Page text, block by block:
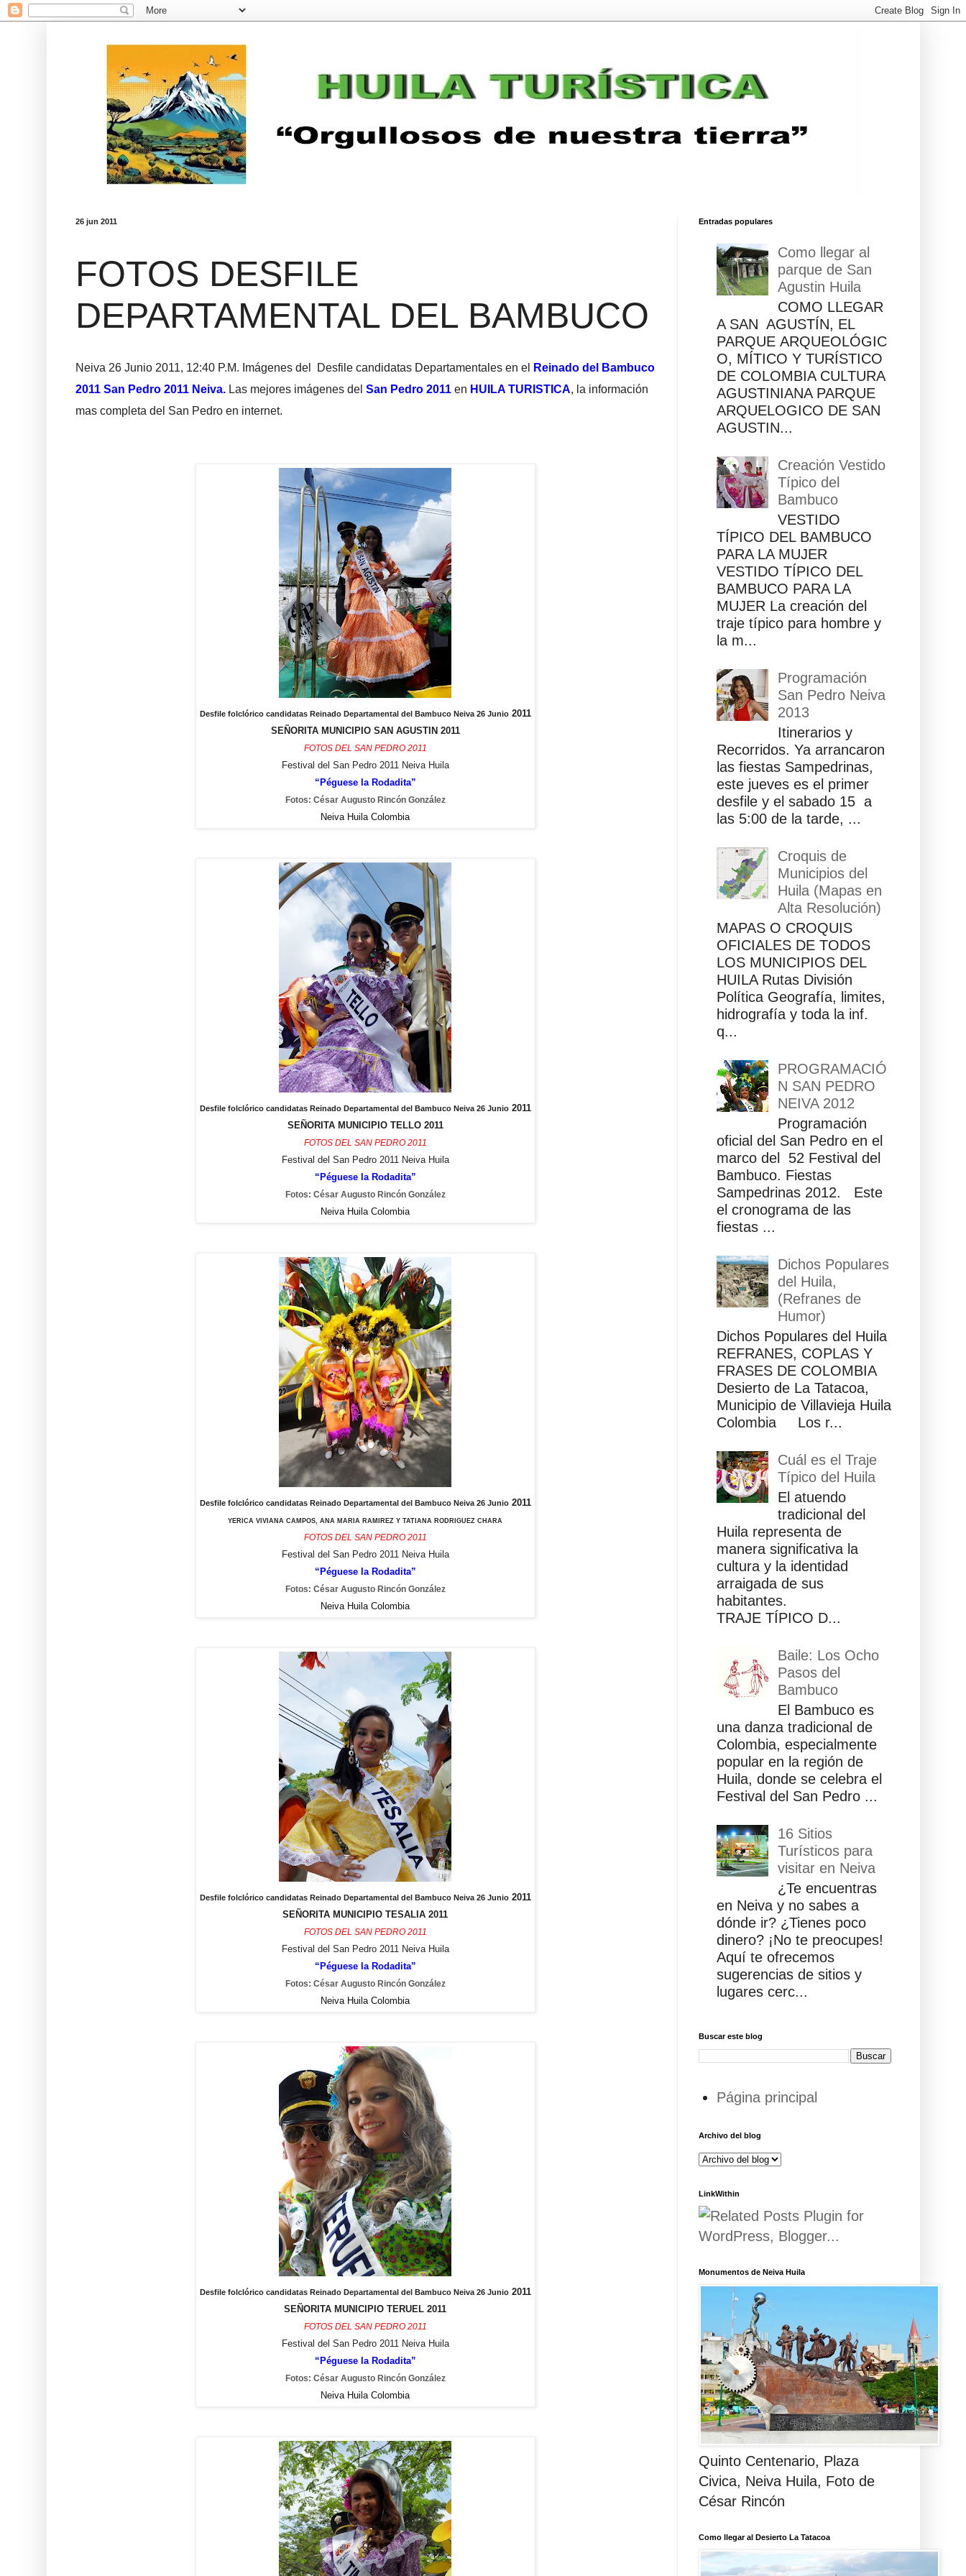
26 jun 2011
FOTOS DESFILE
DEPARTAMENTAL DEL BAMBUCO
Neiva 26 Junio 2011, 12:40 P.M. Imágenes del Desfile candidatas Departamentales en el
Reinado del Bambuco
2011 San Pedro 2011 Neiva. Las mejores imágenes del San Pedro 2011 en HUILA TURISTICA, la información
mas completa del San Pedro en internet.
Desfile folclórico candidatas Reinado Departamental del Bambuco Neiva 26 Junio2011
SEÑORITA MUNICIPIO SAN AGUSTIN 2011
FOTOS DEL SAN PEDRO 2011
Festival del San Pedro 2011 Neiva Huila
“Péguese la Rodadita”
Fotos: César Augusto Rincón González
Neiva Huila Colombia
Desfile folclórico candidatas Reinado Departamental del Bambuco Neiva 26 Junio2011
SEÑORITA MUNICIPIO TELLO 2011
FOTOS DEL SAN PEDRO 2011
Festival del San Pedro 2011 Neiva Huila
“Péguese la Rodadita”
Fotos: César Augusto Rincón González
Neiva Huila Colombia
Desfile folclórico candidatas Reinado Departamental del Bambuco Neiva 26 Junio2011
YERICA VIVIANA CAMPOS, ANA MARIA RAMIREZ Y TATIANA RODRIGUEZ CHARA
FOTOS DEL SAN PEDRO 2011
Festival del San Pedro 2011 Neiva Huila
“Péguese la Rodadita”
Fotos: César Augusto Rincón González
Neiva Huila Colombia
Desfile folclórico candidatas Reinado Departamental del Bambuco Neiva 26 Junio2011
SEÑORITA MUNICIPIO TESALIA 2011
FOTOS DEL SAN PEDRO 2011
Festival del San Pedro 2011 Neiva Huila
“Péguese la Rodadita”
Fotos: César Augusto Rincón González
Neiva Huila Colombia
Desfile folclórico candidatas Reinado Departamental del Bambuco Neiva 26 Junio2011
SEÑORITA MUNICIPIO TERUEL 2011
FOTOS DEL SAN PEDRO 2011
Festival del San Pedro 2011 Neiva Huila
“Péguese la Rodadita”
Fotos: César Augusto Rincón González
Neiva Huila Colombia
Entradas populares
Como llegar al
parque de San
Agustin Huila
COMO LLEGAR
A SAN AGUSTÍN, EL
PARQUE ARQUEOLÓGIC
O, MÍTICO Y TURÍSTICO
DE COLOMBIA CULTURA
AGUSTINIANA PARQUE
ARQUELOGICO DE SAN
AGUSTIN...
Creación Vestido
Típico del
Bambuco
VESTIDO
TÍPICO DEL BAMBUCO
PARA LA MUJER
VESTIDO TÍPICO DEL
BAMBUCO PARA LA
MUJER La creación del
traje típico para hombre y
la m...
Programación
San Pedro Neiva
2013
Itinerarios y
Recorridos. Ya arrancaron
las fiestas Sampedrinas,
este jueves es el primer
desfile y el sabado 15 a
las 5:00 de la tarde, ...
Croquis de
Municipios del
Huila (Mapas en
Alta Resolución)
MAPAS O CROQUIS
OFICIALES DE TODOS
LOS MUNICIPIOS DEL
HUILA Rutas División
Política Geografía, limites,
hidrografía y toda la inf.
q...
PROGRAMACIÓ
N SAN PEDRO
NEIVA 2012
Programación
oficial del San Pedro en el
marco del 52 Festival del
Bambuco. Fiestas
Sampedrinas 2012. Este
el cronograma de las
fiestas ...
Dichos Populares
del Huila,
(Refranes de
Humor)
Dichos Populares del Huila
REFRANES, COPLAS Y
FRASES DE COLOMBIA
Desierto de La Tatacoa,
Municipio de Villavieja Huila
Colombia Los r...
Cuál es el Traje
Típico del Huila
El atuendo
tradicional del
Huila representa de
manera significativa la
cultura y la identidad
arraigada de sus
habitantes.
TRAJE TÍPICO D...
Baile: Los Ocho
Pasos del
Bambuco
El Bambuco es
una danza tradicional de
Colombia, especialmente
popular en la región de
Huila, donde se celebra el
Festival del San Pedro ...
16 Sitios
Turísticos para
visitar en Neiva
¿Te encuentras
en Neiva y no sabes a
dónde ir? ¿Tienes poco
dinero? ¡No te preocupes!
Aquí te ofrecemos
sugerencias de sitios y
lugares cerc...
Buscar este blog
Página principal
Archivo del blog
LinkWithin
Monumentos de Neiva Huila
Quinto Centenario, Plaza
Civica, Neiva Huila, Foto de
César Rincón
Como llegar al Desierto La Tatacoa